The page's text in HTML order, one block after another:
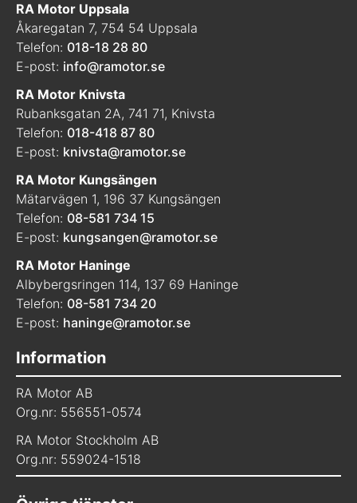
RA Motor Uppsala
Åkaregatan 7, 754 54 Uppsala
Telefon: 018-18 28 80
E-post: info@ramotor.se
RA Motor Knivsta
Rubanksgatan 2A, 741 71, Knivsta
Telefon: 018-418 87 80
E-post: knivsta@ramotor.se
RA Motor Kungsängen
Mätarvägen 1, 196 37 Kungsängen
Telefon: 08-581 734 15
E-post: kungsangen@ramotor.se
RA Motor Haninge
Albybergsringen 114, 137 69 Haninge
Telefon: 08-581 734 20
E-post: haninge@ramotor.se
Information
RA Motor AB
Org.nr: 556551-0574
RA Motor Stockholm AB
Org.nr: 559024-1518